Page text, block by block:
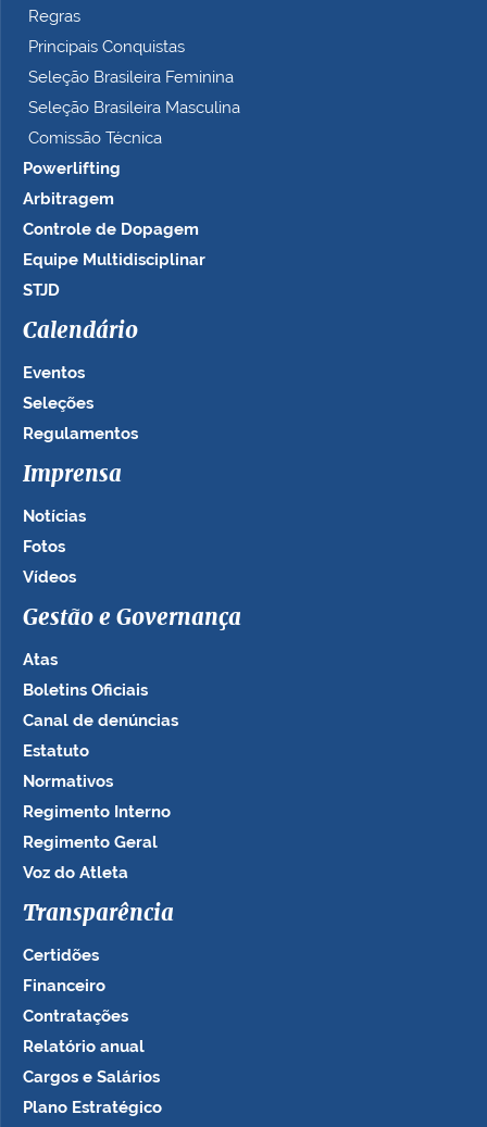
Regras
Principais Conquistas
Seleção Brasileira Feminina
Seleção Brasileira Masculina
Comissão Técnica
Powerlifting
Arbitragem
Controle de Dopagem
Equipe Multidisciplinar
STJD
Calendário
Eventos
Seleções
Regulamentos
Imprensa
Notícias
Fotos
Vídeos
Gestão e Governança
Atas
Boletins Oficiais
Canal de denúncias
Estatuto
Normativos
Regimento Interno
Regimento Geral
Voz do Atleta
Transparência
Certidões
Financeiro
Contratações
Relatório anual
Cargos e Salários
Plano Estratégico